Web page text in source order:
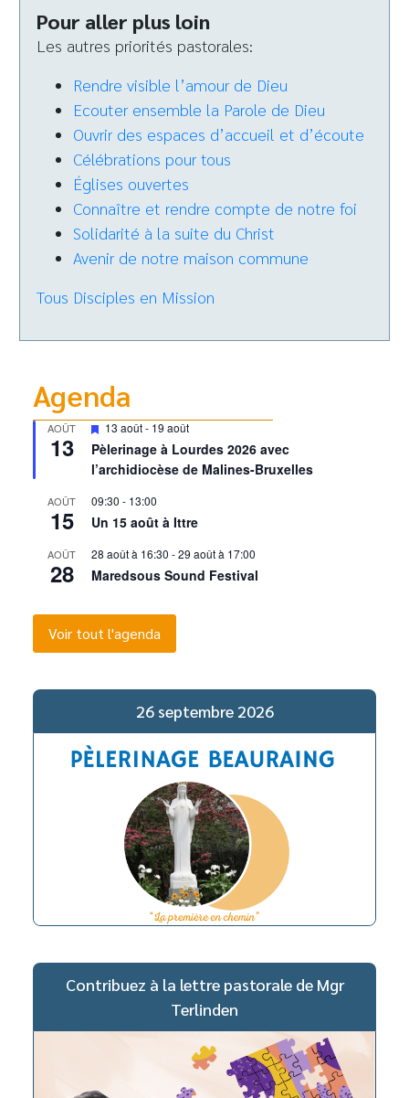
Pour aller plus loin
Les autres priorités pastorales:
Rendre visible l’amour de Dieu
Ecouter ensemble la Parole de Dieu
Ouvrir des espaces d’accueil et d’écoute
Célébrations pour tous
Églises ouvertes
Connaître et rendre compte de notre foi
Solidarité à la suite du Christ
Avenir de notre maison commune
Tous Disciples en Mission
Agenda
AOÛT
13
Mis
en
avant
13 août- 19 août
Pèlerinage à Lourdes 2026 avec
l’archidiocèse de Malines-Bruxelles
AOÛT
15
09:30 - 13:00
Un 15 août à Ittre
AOÛT
28
28 août à 16:30 -29 août à 17:00
Maredsous Sound Festival
Voir tout l'agenda
26 septembre 2026
Contribuez à la lettre pastorale de Mgr
Terlinden